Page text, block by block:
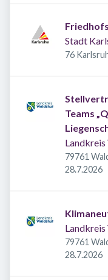
Stadt
76
Teams
79761
28.7.2026
79761
28.7.2026